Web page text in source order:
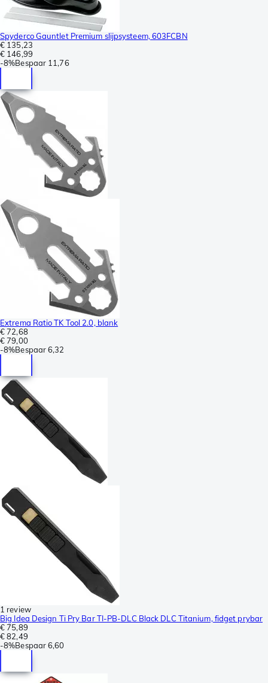
Spyderco Gauntlet Premium slijpsysteem, 603FCBN
€ 135,23
€ 146,99
-8%Bespaar 11,76
Extrema Ratio TK Tool 2.0, blank
€ 72,68
€ 79,00
-8%Bespaar6,32
1 review
Big Idea Design Ti Pry Bar TI-PB-DLC Black DLC Titanium, fidget prybar
€ 75,89
€ 82,49
-8%Bespaar6,60